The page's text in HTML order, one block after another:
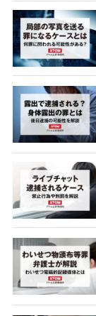
ご依頼者
無料相談
刑事事件
刑事事件